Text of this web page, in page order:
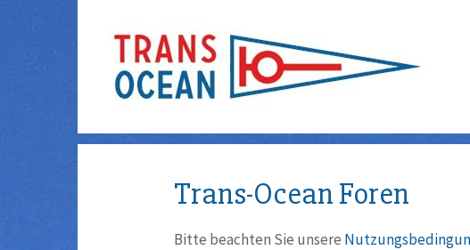
Trans-Ocean Foren
Bitte beachten Sie unsere